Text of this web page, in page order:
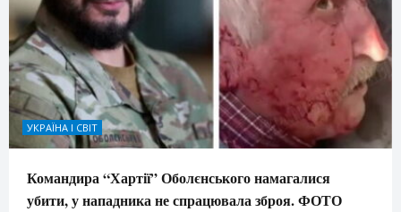
УКРАЇНА І СВІТ
Командира “Хартії” Оболєнського намагалися
убити, у нападника не спрацювала зброя. ФОТО